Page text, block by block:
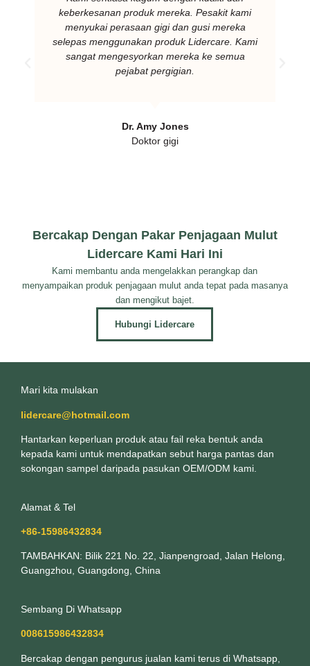
keberkesanan produk mereka. Pesakit kami
menyukai perasaan gigi dan gusi mereka
selepas menggunakan produk Lidercare. Kami
sangat mengesyorkan mereka ke semua
pejabat pergigian.
Dr. Amy Jones
Doktor gigi
Bercakap Dengan Pakar Penjagaan Mulut
Lidercare Kami Hari Ini
Kami membantu anda mengelakkan perangkap dan
menyampaikan produk penjagaan mulut anda tepat pada masanya
dan mengikut bajet.
Hubungi Lidercare
Mari kita mulakan
lidercare@hotmail.com
Hantarkan keperluan produk atau fail reka bentuk anda
kepada kami untuk mendapatkan sebut harga pantas dan
sokongan sampel daripada pasukan OEM/ODM kami.
Alamat & Tel
+86-15986432834
TAMBAHKAN: Bilik 221 No. 22, Jianpengroad, Jalan Helong,
Guangzhou, Guangdong, China
Sembang Di Whatsapp
008615986432834
Bercakap dengan pengurus jualan kami terus di Whatsapp,